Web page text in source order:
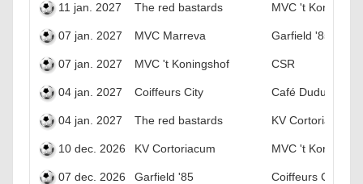
11 jan. 2027 The red bastards MVC 't
07 jan. 2027 MVC Marreva Garfield '85
07 jan. 2027 MVC 't Koningshof CSR
04 jan. 2027 Coiffeurs City Café Dudu
04 jan. 2027 The red bastards KV Cortoriacum
10 dec. 2026 KV Cortoriacum MVC 't
07 dec. 2026 Garfield '85 Coiffeurs City